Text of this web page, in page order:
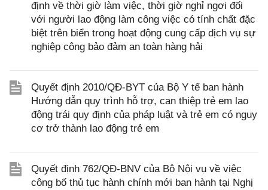
định về thời giờ làm việc, thời giờ nghỉ ngơi đối
với người lao động làm công việc có tính chất đặc
biệt trên biển trong hoạt động cung cấp dịch vụ sự
nghiệp công bảo đảm an toàn hàng hải
Quyết định 2010/QĐ-BYT của Bộ Y tế ban hành
Hướng dẫn quy trình hỗ trợ, can thiệp trẻ em lao
động trái quy định của pháp luật và trẻ em có nguy
cơ trở thành lao động trẻ em
Quyết định 762/QĐ-BNV của Bộ Nội vụ về việc
công bố thủ tục hành chính mới ban hành tại Nghị